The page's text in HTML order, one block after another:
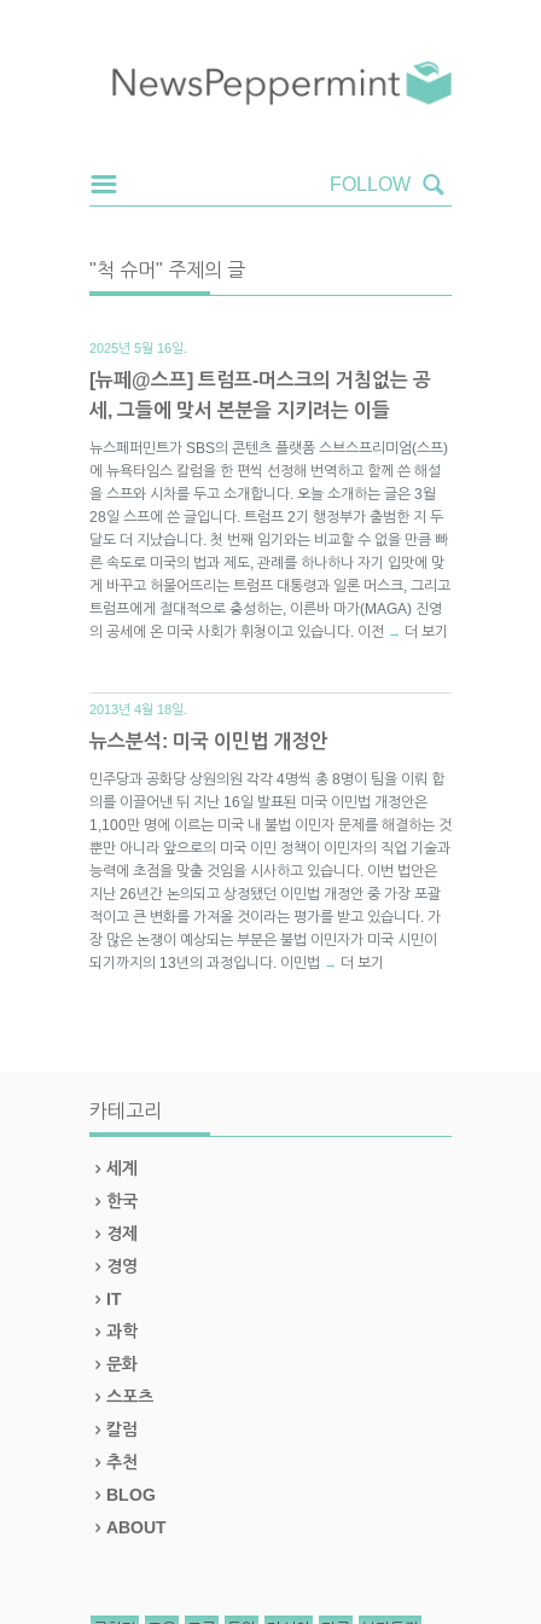
"척 슈머" 주제의 글
2025년 5월 16일.
[뉴페@스프] 트럼프-머스크의 거침없는 공
세, 그들에 맞서 본분을 지키려는 이들
뉴스페퍼민트가 SBS의 콘텐츠 플랫폼 스브스프리미엄(스프)
에 뉴욕타임스 칼럼을 한 편씩 선정해 번역하고 함께 쓴 해설
을 스프와 시차를 두고 소개합니다. 오늘 소개하는 글은 3월
28일 스프에 쓴 글입니다. 트럼프 2기 행정부가 출범한 지 두
달도 더 지났습니다. 첫 번째 임기와는 비교할 수 없을 만큼 빠
른 속도로 미국의 법과 제도, 관례를 하나하나 자기 입맛에 맞
게 바꾸고 허물어뜨리는 트럼프 대통령과 일론 머스크, 그리고
트럼프에게 절대적으로 충성하는, 이른바 마가(MAGA) 진영
의 공세에 온 미국 사회가 휘청이고 있습니다. 이전 → 더 보기
2013년 4월 18일.
뉴스분석: 미국 이민법 개정안
민주당과 공화당 상원의원 각각 4명씩 총 8명이 팀을 이뤄 합
의를 이끌어낸 뒤 지난 16일 발표된 미국 이민법 개정안은
1,100만 명에 이르는 미국 내 불법 이민자 문제를 해결하는 것
뿐만 아니라 앞으로의 미국 이민 정책이 이민자의 직업 기술과
능력에 초점을 맞출 것임을 시사하고 있습니다. 이번 법안은
지난 26년간 논의되고 상정됐던 이민법 개정안 중 가장 포괄
적이고 큰 변화를 가져올 것이라는 평가를 받고 있습니다. 가
장 많은 논쟁이 예상되는 부분은 불법 이민자가 미국 시민이
되기까지의 13년의 과정입니다. 이민법 → 더 보기
카테고리
세계
한국
경제
경영
IT
과학
문화
스포츠
칼럼
추천
BLOG
ABOUT